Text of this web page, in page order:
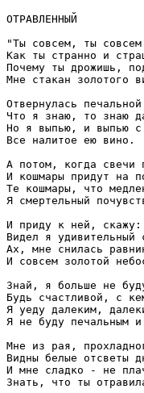
ОТРАВЛЕННЫЙ
"Ты совсем, ты совсем
Как ты странно и
Почему ты дрожишь,
Мне стакан золотого
Отвернулась
Что я знаю, то знаю
Но я выпью, и выпью с
Все налитое ею вино.
А потом, когда свечи
И кошмары придут на
Те кошмары, что
Я смертельный
И приду к ней, скажу:
Видел я удивительный
Ах, мне снилась
И совсем золотой
Знай, я больше не
Будь счастливой, с
Я уеду далеким,
Я не буду печальным
Мне из рая,
Видны белые отсветы
И мне сладко - не